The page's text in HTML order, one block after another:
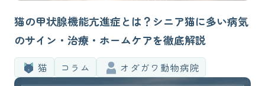
猫の甲状腺機能亢進症とは？シニア猫に多い病気
のサイン・治療・ホームケアを徹底解説
猫 コラム オダガワ動物病院